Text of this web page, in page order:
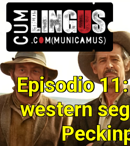
Episodio
western